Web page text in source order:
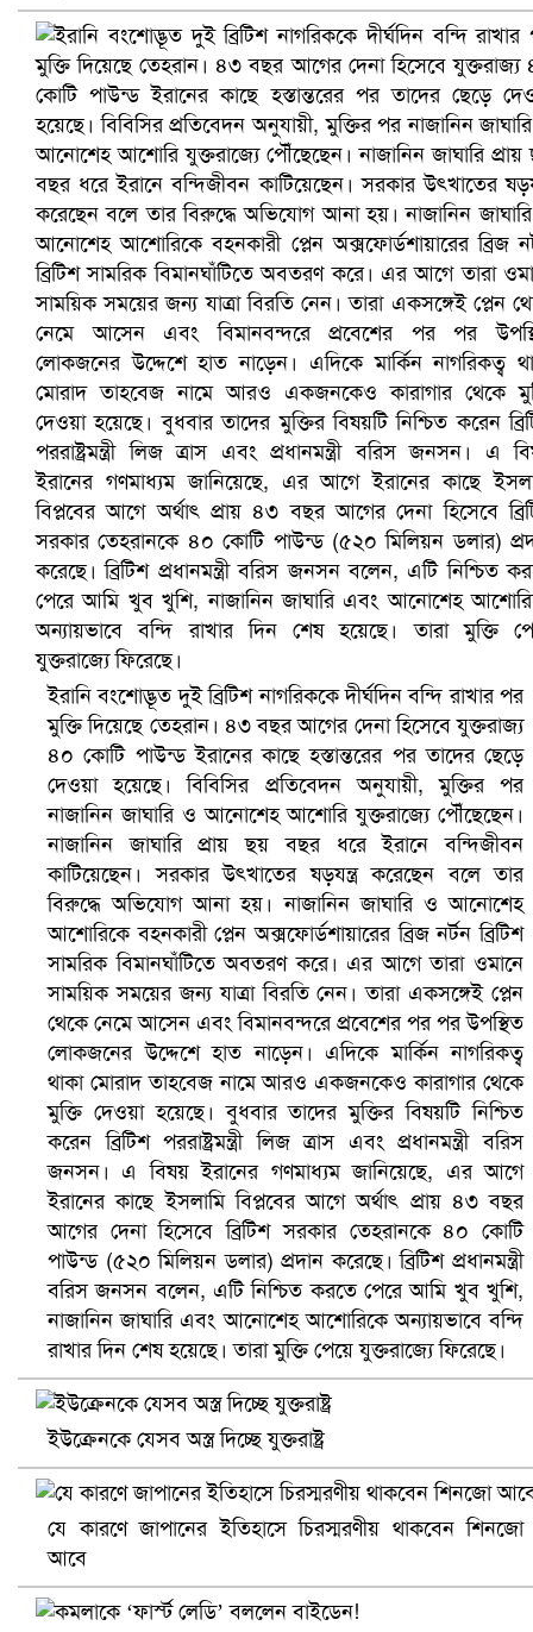
প্রোটিয়াদের হারিয়ে বিশ্বকাপের শিরোপা ঘরে তুলল ভারত
সৌদিতে ব্যাপক ধরপাকড়, এক সপ্তাহেই ২১ হাজারের বেশি
বৈষম্যবিরোধী ছাত্র আন্দোলনের সাধারণ সম্পাদকের পদত্যাগ
ভিউ বাড়াতে রাম দা হাতে ফেসবুকে ভিডিও পোস্ট শিক্ষকের
ইরানি বংশোদ্ভূত দুই ব্রিটিশ নাগরিককে দীর্ঘদিন বন্দি রাখার পর
মুক্তি দিয়েছে তেহরান। ৪৩ বছর আগের দেনা হিসেবে যুক্তরাজ্য
৪০ কোটি পাউন্ড ইরানের কাছে হস্তান্তরের পর তাদের ছেড়ে
দেওয়া হয়েছে। বিবিসির প্রতিবেদন অনুযায়ী, মুক্তির পর
নাজানিন জাঘারি ও আনোশেহ আশোরি যুক্তরাজ্যে পৌঁছেছেন।
নাজানিন জাঘারি প্রায় ছয় বছর ধরে ইরানে বন্দিজীবন
কাটিয়েছেন। সরকার উৎখাতের ষড়যন্ত্র করেছেন বলে তার
বিরুদ্ধে অভিযোগ আনা হয়। নাজানিন জাঘারি ও আনোশেহ
আশোরিকে বহনকারী প্লেন অক্সফোর্ডশায়ারের ব্রিজ নর্টন ব্রিটিশ
সামরিক বিমানঘাঁটিতে অবতরণ করে। এর আগে তারা ওমানে
সাময়িক সময়ের জন্য যাত্রা বিরতি নেন। তারা একসঙ্গেই প্লেন
থেকে নেমে আসেন এবং বিমানবন্দরে প্রবেশের পর পর উপস্থিত
লোকজনের উদ্দেশে হাত নাড়েন। এদিকে মার্কিন নাগরিকত্ব
থাকা মোরাদ তাহবেজ নামে আরও একজনকেও কারাগার থেকে
মুক্তি দেওয়া হয়েছে। বুধবার তাদের মুক্তির বিষয়টি নিশ্চিত
করেন ব্রিটিশ পররাষ্ট্রমন্ত্রী লিজ ত্রাস এবং প্রধানমন্ত্রী বরিস
জনসন। এ বিষয় ইরানের গণমাধ্যম জানিয়েছে, এর আগে
ইরানের কাছে ইসলামি বিপ্লবের আগে অর্থাৎ প্রায় ৪৩ বছর
আগের দেনা হিসেবে ব্রিটিশ সরকার তেহরানকে ৪০ কোটি
পাউন্ড (৫২০ মিলিয়ন ডলার) প্রদান করেছে। ব্রিটিশ প্রধানমন্ত্রী
বরিস জনসন বলেন, এটি নিশ্চিত করতে পেরে আমি খুব খুশি,
নাজানিন জাঘারি এবং আনোশেহ আশোরিকে অন্যায়ভাবে বন্দি
রাখার দিন শেষ হয়েছে। তারা মুক্তি পেয়ে যুক্তরাজ্যে ফিরেছে।
ইউক্রেনকে যেসব অস্ত্র দিচ্ছে যুক্তরাষ্ট্র
যে কারণে জাপানের ইতিহাসে চিরস্মরণীয় থাকবেন শিনজো
আবে